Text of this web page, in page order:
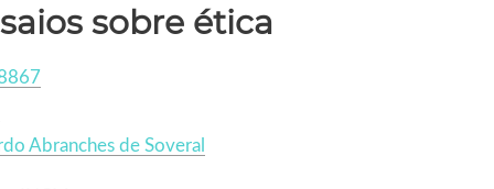
sobre ética
Abranches de Soveral